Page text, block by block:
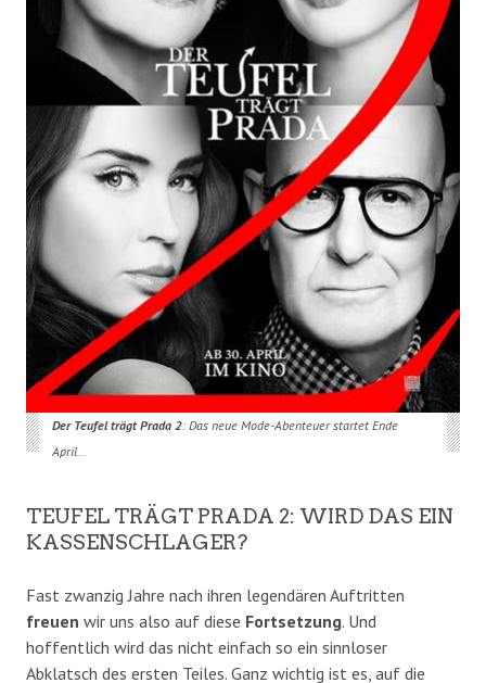
Der Teufel trägt Prada 2: Das neue Mode-Abenteuer startet Ende
April…
TEUFEL TRÄGT PRADA 2: WIRD DAS EIN
KASSENSCHLAGER?
Fast zwanzig Jahre nach ihren legendären Auftritten
freuen wir uns also auf diese Fortsetzung. Und
hoffentlich wird das nicht einfach so ein sinnloser
Abklatsch des ersten Teiles. Ganz wichtig ist es, auf die